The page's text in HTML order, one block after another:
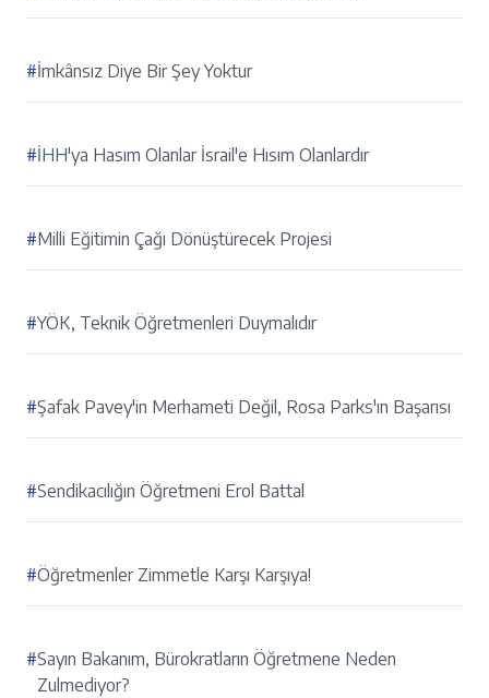
#İmkânsız Diye Bir Şey Yoktur
#İHH'ya Hasım Olanlar İsrail'e Hısım Olanlardır
#Milli Eğitimin Çağı Dönüştürecek Projesi
#YÖK, Teknik Öğretmenleri Duymalıdır
#Şafak Pavey'in Merhameti Değil, Rosa Parks'ın Başarısı
#Sendikacılığın Öğretmeni Erol Battal
#Öğretmenler Zimmetle Karşı Karşıya!
#Sayın Bakanım, Bürokratların Öğretmene Neden
Zulmediyor?